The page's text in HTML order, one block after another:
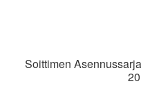
Soittimen